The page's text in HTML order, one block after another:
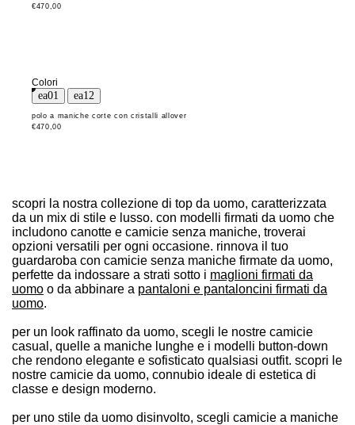
€470,00
Colori
polo a maniche corte con cristalli allover
€470,00
scopri la nostra collezione di top da uomo, caratterizzata
da un mix di stile e lusso. con modelli firmati da uomo che
includono canotte e camicie senza maniche, troverai
opzioni versatili per ogni occasione. rinnova il tuo
guardaroba con camicie senza maniche firmate da uomo,
perfette da indossare a strati sotto i maglioni firmati da
uomo o da abbinare a pantaloni e pantaloncini firmati da
uomo.
per un look raffinato da uomo, scegli le nostre camicie
casual, quelle a maniche lunghe e i modelli button-down
che rendono elegante e sofisticato qualsiasi outfit. scopri le
nostre camicie da uomo, connubio ideale di estetica di
classe e design moderno.
per uno stile da uomo disinvolto, scegli camicie a maniche